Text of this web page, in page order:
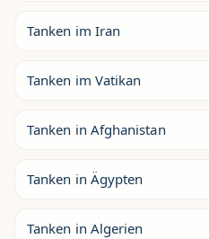
Tanken im Iran
Tanken im Vatikan
Tanken in Afghanistan
Tanken in Ägypten
Tanken in Algerien